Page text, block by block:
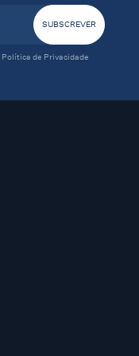
Política de Privacidade